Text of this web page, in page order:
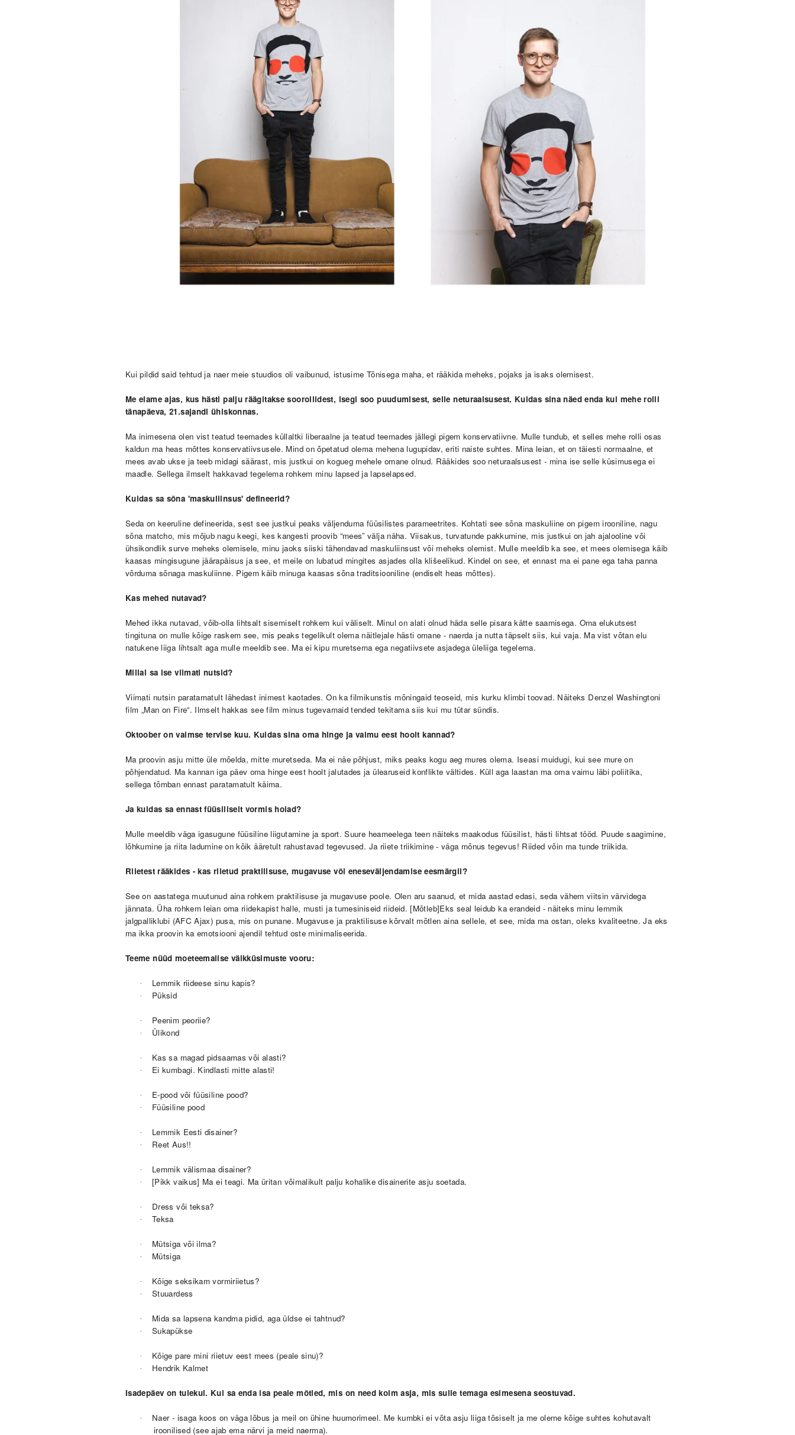
Kui pildid said tehtud ja naer meie stuudios oli vaibunud, istusime Tõnisega maha, et rääkida meheks, pojaks ja isaks olemisest.
Me elame ajas, kus hästi palju räägitakse soorollidest, isegi soo puudumisest, selle neturaalsusest. Kuidas sina näed enda kui mehe rolli
tänapäeva, 21.sajandi ühiskonnas.
Ma inimesena olen vist teatud teemades küllaltki liberaalne ja teatud teemades jällegi pigem konservatiivne. Mulle tundub, et selles mehe rolli osas
kaldun ma heas mõttes konservatiivsusele. Mind on õpetatud olema mehena lugupidav, eriti naiste suhtes. Mina leian, et on täiesti normaalne, et
mees avab ukse ja teeb midagi säärast, mis justkui on kogueg mehele omane olnud. Rääkides soo neturaalsusest - mina ise selle küsimusega ei
maadle. Sellega ilmselt hakkavad tegelema rohkem minu lapsed ja lapselapsed.
Kuidas sa sõna 'maskuliinsus' defineerid?
Seda on keeruline defineerida, sest see justkui peaks väljenduma füüsilistes parameetrites. Kohtati see sõna maskuliine on pigem irooniline, nagu
sõna matcho, mis mõjub nagu keegi, kes kangesti proovib “mees” välja näha. Viisakus, turvatunde pakkumine, mis justkui on jah ajalooline või
ühsikondlik surve meheks olemisele, minu jaoks siiski tähendavad maskuliinsust või meheks olemist. Mulle meeldib ka see, et mees olemisega käib
kaasas mingisugune jäärapäisus ja see, et meile on lubatud mingites asjades olla klišeelikud. Kindel on see, et ennast ma ei pane ega taha panna
võrduma sõnaga maskuliinne. Pigem käib minuga kaasas sõna traditsiooniline (endiselt heas mõttes).
Kas mehed nutavad?
Mehed ikka nutavad, võib-olla lihtsalt sisemiselt rohkem kui väliselt. Minul on alati olnud häda selle pisara kätte saamisega. Oma elukutsest
tingituna on mulle kõige raskem see, mis peaks tegelikult olema näitlejale hästi omane - naerda ja nutta täpselt siis, kui vaja. Ma vist võtan elu
natukene liiga lihtsalt aga mulle meeldib see. Ma ei kipu muretsema ega negatiivsete asjadega üleliiga tegelema.
Millal sa ise viimati nutsid?
Viimati nutsin paratamatult lähedast inimest kaotades.On ka filmikunstis mõningaid teoseid, mis kurku klimbi toovad. Näiteks Denzel Washingtoni
film „Man on Fire“. Ilmselt hakkas see film minus tugevamaid tended tekitama siis kui mu tütar sündis.
Oktoober on vaimse tervise kuu. Kuidas sina oma hinge ja vaimu eest hoolt kannad?
Ma proovin asju mitte üle mõelda, mitte muretseda. Ma ei näe põhjust, miks peaks kogu aeg mures olema. Iseasi muidugi, kui see mure on
põhjendatud. Ma kannan iga päev oma hinge eest hoolt jalutades ja ülearuseid konflikte vältides. Küll aga laastan ma oma vaimu läbi poliitika,
sellega tõmban ennast paratamatult käima.
Ja kuidas sa ennast füüsiliselt vormis hoiad?
Mulle meeldib väga igasugune füüsiline liigutamine ja sport. Suure heameelega teen näiteks maakodus füüsilist, hästi lihtsat tööd. Puude saagimine,
lõhkumine ja riita ladumine on kõik ääretult rahustavad tegevused. Ja riiete triikimine - väga mõnus tegevus! Riided võin ma tunde triikida.
Riietest rääkides - kas riietud praktilisuse, mugavuse või eneseväljendamise eesmärgil?
See on aastatega muutunud aina rohkem praktilisuse ja mugavuse poole. Olen aru saanud, et mida aastad edasi, seda vähem viitsin värvidega
jännata. Üha rohkem leian oma riidekapist halle, musti ja tumesiniseid riideid. [Mõtleb]Eks seal leidub ka erandeid - näiteks minu lemmik
jalgpalliklubi (AFC Ajax) pusa, mis on punane. Mugavuse ja praktilisuse kõrvalt mõtlen aina sellele, et see, mida ma ostan, oleks kvaliteetne. Ja eks
ma ikka proovin ka emotsiooni ajendil tehtud oste minimaliseerida.
Teeme nüüd moeteemalise välkküsimuste vooru:
· Lemmik riideese sinu kapis?
· Püksid
· Peenim peoriie?
· Ülikond
· Kas sa magad pidsaamas või alasti?
· Ei kumbagi. Kindlasti mitte alasti!
· E-pood või füüsiline pood?
· Füüsiline pood
· Lemmik Eesti disainer?
· Reet Aus!!
· Lemmik välismaa disainer?
· [Pikk vaikus] Ma ei teagi. Ma üritan võimalikult palju kohalike disainerite asju soetada.
· Dress või teksa?
· Teksa
· Mütsiga või ilma?
· Mütsiga
· Kõige seksikam vormiriietus?
· Stuuardess
· Mida sa lapsena kandma pidid, aga üldse ei tahtnud?
· Sukapükse
· Kõige pare mini riietuv eest mees (peale sinu)?
· Hendrik Kalmet
Isadepäev on tulekul. Kui sa enda isa peale mõtled, mis on need kolm asja, mis sulle temaga esimesena seostuvad.
·
Naer - isaga koos on väga lõbus ja meil on ühine huumorimeel. Me kumbki ei võta asju liiga tõsiselt ja me oleme kõige suhtes kohutavalt
iroonilised (see ajab ema närvi ja meid naerma).